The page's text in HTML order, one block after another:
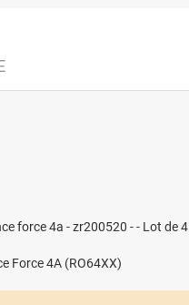
force 4a - zr200520 - - Lot de
Force 4A (RO64XX)